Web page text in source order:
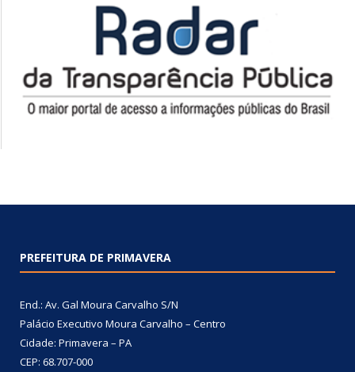
PREFEITURA DE PRIMAVERA
End.: Av. Gal Moura Carvalho S/N
Palácio Executivo Moura Carvalho – Centro
Cidade: Primavera – PA
CEP: 68.707-000